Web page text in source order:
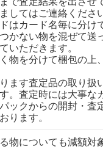
してはご連絡くださ
はカード名毎に分け
かない物を混ぜて送
いただきます。
物を分けて梱包の上
ます査定品の取り扱
。査定時には大事な
ックからの開封・査
ります。
物についても減額対